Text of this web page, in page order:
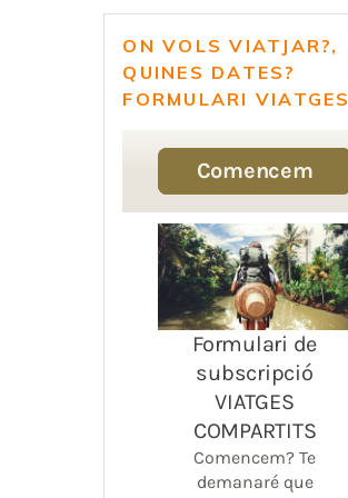
ON VOLS VIATJAR?,
QUINES DATES?
FORMULARI VIATGES